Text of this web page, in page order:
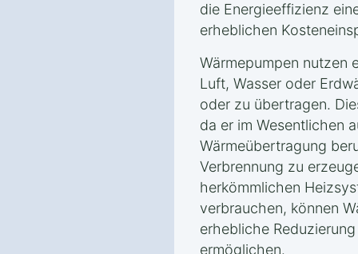
die Energieeffizienz
erheblichen
Wärmepumpen nutzen
Luft, Wasser oder
oder zu übertragen.
da er im Wesentlichen
Wärmeübertragung
Verbrennung zu
herkömmlichen
verbrauchen, können
erhebliche
ermöglichen.